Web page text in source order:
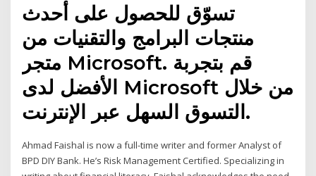
تسوّق للحصول على أحدث
منتجات البرامج والتقنيات من
متجر Microsoft. قم بتجربة
الأفضل لدى Microsoft من خلال
التسوق السهل عبر الإنترنت.
Ahmad Faishal is now a full-time writer and former Analyst of
BPD DIY Bank. He’s Risk Management Certified. Specializing in